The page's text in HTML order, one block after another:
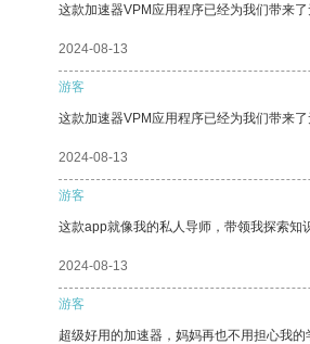
这款加速器VPM应用程序已经为我们带来了
2024-08-13
游客
这款加速器VPM应用程序已经为我们带来了
2024-08-13
游客
这款app就像我的私人导师，带领我探索知
2024-08-13
游客
超级好用的加速器，妈妈再也不用担心我的